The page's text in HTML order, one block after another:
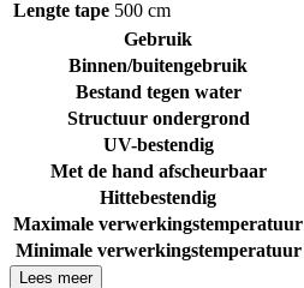
Lengte tape 500 cm
Gebruik
Binnen/buitengebruik
Bestand tegen water
Structuur ondergrond
UV-bestendig
Met de hand afscheurbaar
Hittebestendig
Maximale verwerkingstemperatuur
Minimale verwerkingstemperatuur
Lees meer